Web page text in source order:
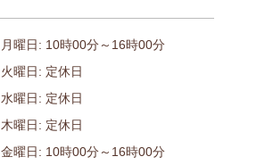
月曜日: 10時00分～16時00分
火曜日: 定休日
水曜日: 定休日
木曜日: 定休日
金曜日: 10時00分～16時00分